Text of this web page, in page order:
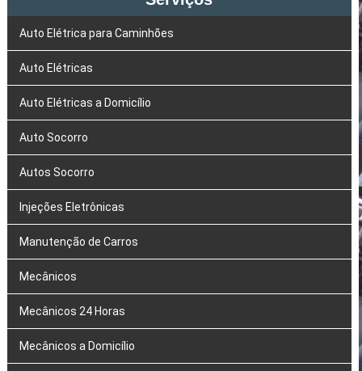
Auto Elétrica para Caminhões
Auto Elétricas
Auto Elétricas a Domicílio
Auto Socorro
Autos Socorro
Injeções Eletrônicas
Manutenção de Carros
Mecânicos
Mecânicos 24 Horas
Mecânicos a Domicílio